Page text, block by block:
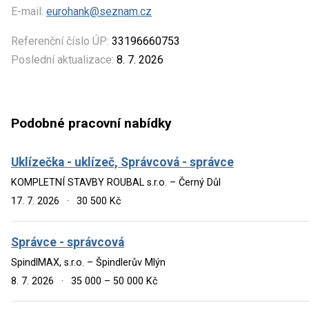
E-mail: eurohank@seznam.cz
Referenční číslo ÚP: 33196660753
Poslední aktualizace: 8. 7. 2026
Podobné pracovní nabídky
Uklízečka - uklízeč, Správcová - správce
KOMPLETNÍ STAVBY ROUBAL s.r.o. – Černý Důl
17. 7. 2026
· 30 500 Kč
Správce - správcová
SpindlMAX, s.r.o. – Špindlerův Mlýn
8. 7. 2026
· 35 000 – 50 000 Kč